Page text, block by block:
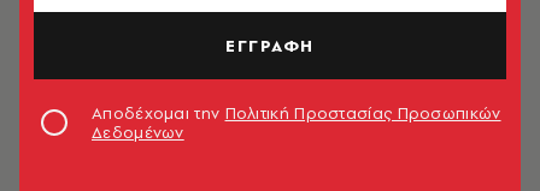
ΕΓΓΡΑΦΗ
Αποδέχομαι την Πολιτική Προστασίας Προσωπικών
Δεδομένων